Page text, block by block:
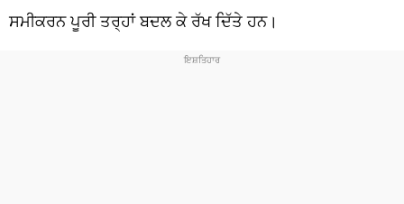
ਸਮੀਕਰਨ ਪੂਰੀ ਤਰ੍ਹਾਂ ਬਦਲ ਕੇ ਰੱਖ ਦਿੱਤੇ ਹਨ।